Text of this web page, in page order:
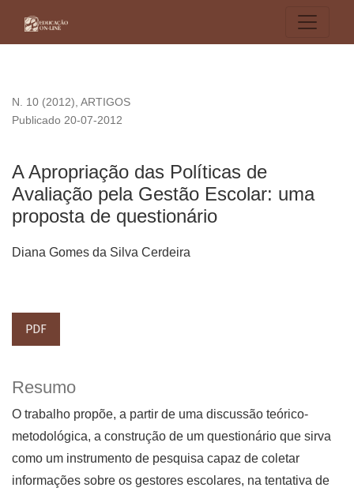
N. 10 (2012), ARTIGOS
A Apropriação das Políticas de
Avaliação pela Gestão Escolar: uma
proposta de questionário
Publicado 20-07-2012
Diana Gomes da Silva Cerdeira
PDF
Resumo
O trabalho propõe, a partir de uma discussão teórico-
metodológica, a construção de um questionário que sirva
como um instrumento de pesquisa capaz de coletar
informações sobre os gestores escolares, na tentativa de